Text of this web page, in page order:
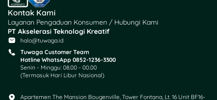
Kontak Kami
Layanan Pengaduan Konsumen / Hubungi Kami
PT Akselerasi Teknologi Kreatif
halo@tuwaga.id
Tuwaga Customer Team
Hotline WhatsApp 0852-1236-3300
Senin - Minggu: 08.00 - 00.00
(Termasuk Hari Libur Nasional)
Apartemen The Mansion Bougenville, Tower Fontana, Lt. 16 Unit BF16-